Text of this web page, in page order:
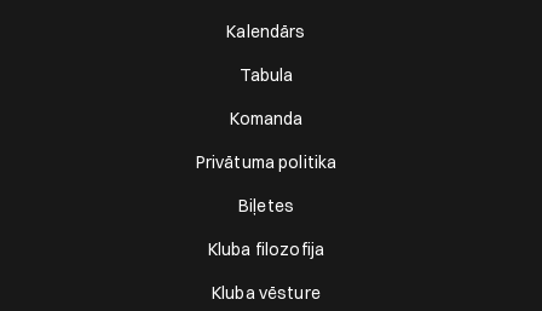
Kalendārs
Tabula
Komanda
Privātuma politika
Biļetes
Kluba filozofija
Kluba vēsture